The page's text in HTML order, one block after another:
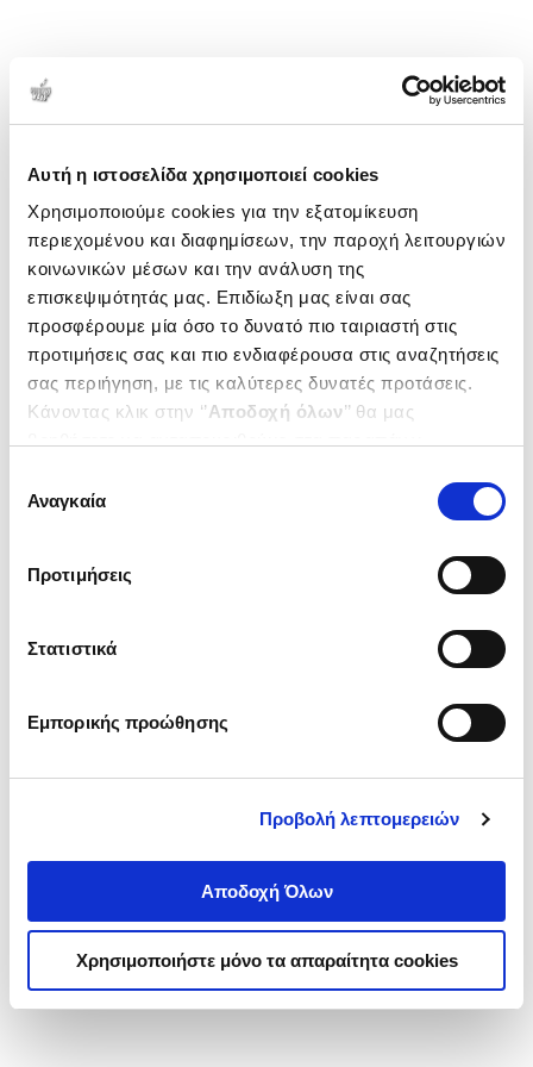
Αυτή η ιστοσελίδα χρησιμοποιεί cookies
Χρησιμοποιούμε cookies για την εξατομίκευση
περιεχομένου και διαφημίσεων, την παροχή λειτουργιών
κοινωνικών μέσων και την ανάλυση της
επισκεψιμότητάς μας. Επιδίωξη μας είναι σας
προσφέρουμε μία όσο το δυνατό πιο ταιριαστή στις
προτιμήσεις σας και πιο ενδιαφέρουσα στις αναζητήσεις
σας περιήγηση, με τις καλύτερες δυνατές προτάσεις.
Κάνοντας κλικ στην ‘’Αποδοχή όλων’’ θα μας
ενδιαφέρουν και να επιλέξετε από τα παρακάτω με την
΄΄και να ενημερωθείτε σχετικά με
συγκατάθεσης
Αναγκαία
Προτιμήσεις
Στατιστικά
Εμπορικής προώθησης
Προβολή λεπτομερειών
Αποδοχή Όλων
Χρησιμοποιήστε μόνο τα απαραίτητα cookies